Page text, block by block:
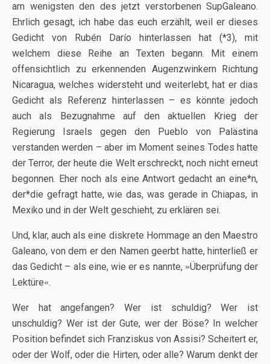
am wenigsten den des jetzt verstorbenen SupGaleano.
Ehrlich gesagt, ich habe das euch erzählt, weil er dieses
Gedicht von Rubén Darío hinterlassen hat (*3), mit
welchem diese Reihe an Texten begann. Mit einem
offensichtlich zu erkennenden Augenzwinkern Richtung
Nicaragua, welches widersteht und weiterlebt, hat er dias
Gedicht als Referenz hinterlassen – es könnte jedoch
auch als Bezugnahme auf den aktuellen Krieg der
Regierung Israels gegen den Pueblo von Palästina
verstanden werden – aber im Moment seines Todes hatte
der Terror, der heute die Welt erschreckt, noch nicht erneut
begonnen. Eher noch als eine Antwort gedacht an eine*n,
der*die gefragt hatte, wie das, was gerade in Chiapas, in
Mexiko und in der Welt geschieht, zu erklären sei.
Und, klar, auch als eine diskrete Hommage an den Maestro
Galeano, von dem er den Namen geerbt hatte, hinterließ er
das Gedicht – als eine, wie er es nannte, »Überprüfung der
Lektüre«.
Wer hat angefangen? Wer ist schuldig? Wer ist
unschuldig? Wer ist der Gute, wer der Böse? In welcher
Position befindet sich Franziskus von Assisi? Scheitert er,
oder der Wolf, oder die Hirten, oder alle? Warum denkt der